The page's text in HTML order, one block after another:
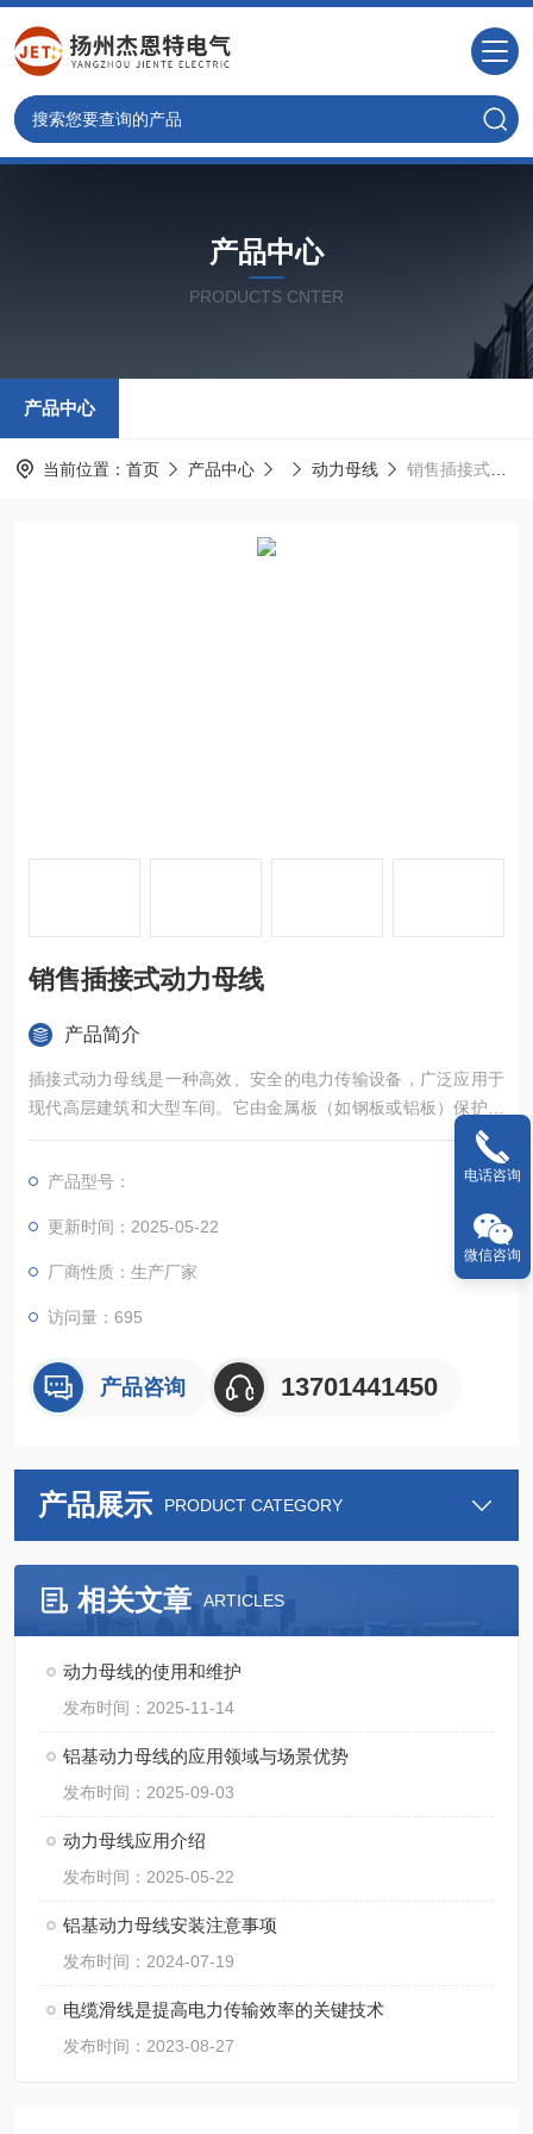
产品中心
PRODUCTS CNTER
产品中心
当前位置： 首页 产品中心 动力母线 销售插接式动力母线
销售插接式动力母线
产品简介
插接式动力母线‌是一种高效、安全的电力传输设备，广泛应用于
现代高层建筑和大型车间。它由金属板（如钢板或铝板）保护外
壳、导电排、绝缘材料及相关附件组成，能够在大电流输送系统
产品型号：
更新时间：2025-05-22
厂商性质：生产厂家
访问量：695
产品咨询 13701441450
产品展示 PRODUCT CATEGORY
相关文章 ARTICLES
动力母线的使用和维护
发布时间：2025-11-14
铝基动力母线的应用领域与场景优势
发布时间：2025-09-03
动力母线应用介绍
发布时间：2025-05-22
铝基动力母线安装注意事项
发布时间：2024-07-19
电缆滑线是提高电力传输效率的关键技术
发布时间：2023-08-27
电话咨询
微信咨询